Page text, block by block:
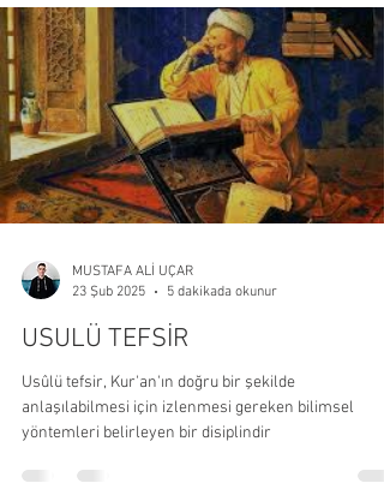
MUSTAFA ALİ UÇAR
USULÜ TEFSİR
Usûlü tefsir, Kur'an'ın doğru bir şekilde
anlaşılabilmesi için izlenmesi gereken bilimsel